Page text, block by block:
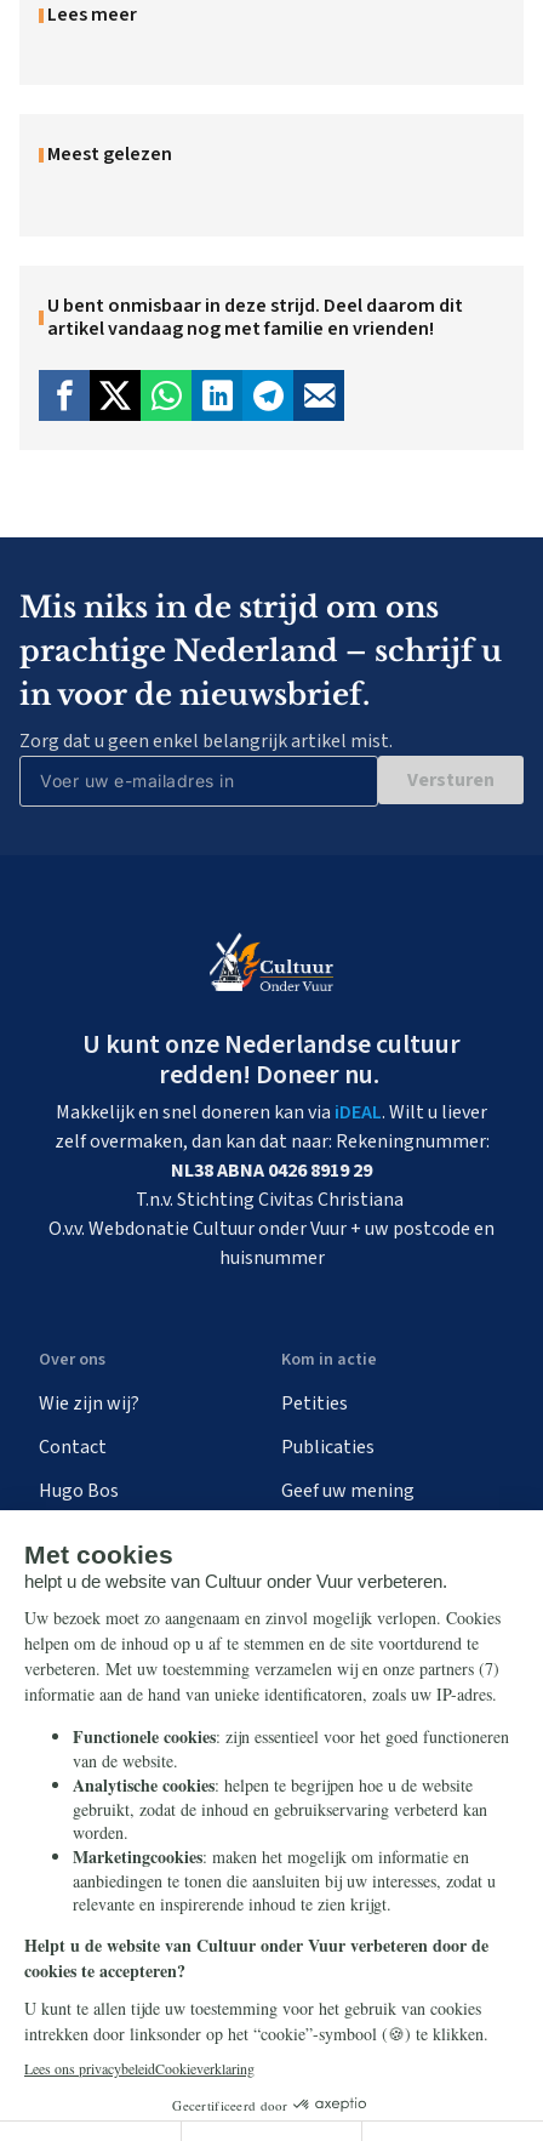
Lees meer
Meest gelezen
U bent onmisbaar in deze strijd. Deel daarom dit
artikel vandaag nog met familie en vrienden!
Mis niks in de strijd om ons
prachtige Nederland – schrijf u
in voor de nieuwsbrief.
Zorg dat u geen enkel belangrijk artikel mist.
Versturen
U kunt onze Nederlandse cultuur
redden! Doneer nu.
Makkelijk en snel doneren kan via iDEAL. Wilt u liever
zelf overmaken, dan kan dat naar: Rekeningnummer:
NL38 ABNA 0426 8919 29
T.n.v. Stichting Civitas Christiana
O.v.v. Webdonatie Cultuur onder Vuur + uw postcode en
huisnummer
Over ons
Wie zijn wij?
Contact
Hugo Bos
Kom in actie
Petities
Publicaties
Geef uw mening
Steun ons
Nieuwsbrief
Eenmalig
Maandelijks
Periodiek
Nalaten
Zelf overschrijven
Info
Contact
Ontvang onze Telegram-
berichten
© 2026 Stichting Civitas Christiana
Cookieverklaring
Privacy